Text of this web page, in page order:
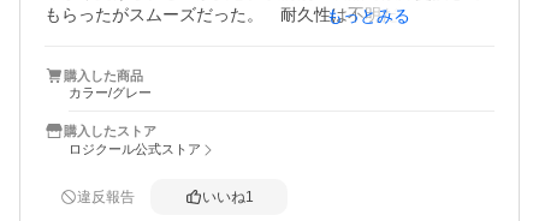
もらったがスムーズだった。　耐久性は不明だが持ち歩き
もっとみる
購入した商品
カラー/グレー
購入したストア
ロジクール公式ストア
違反報告 いいね1